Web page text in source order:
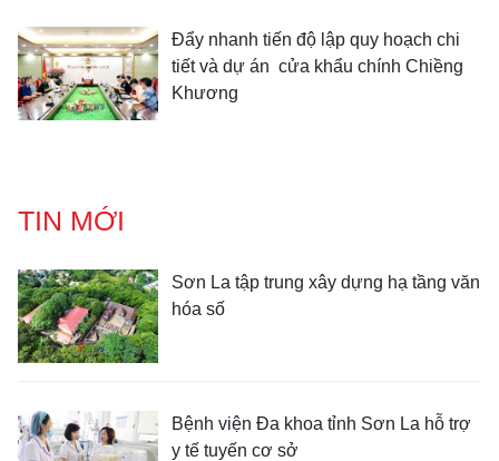
Đẩy nhanh tiến độ lập quy hoạch chi
tiết và dự án cửa khẩu chính Chiềng
Khương
TIN MỚI
Sơn La tập trung xây dựng hạ tầng văn
hóa số
Bệnh viện Đa khoa tỉnh Sơn La hỗ trợ
y tế tuyến cơ sở